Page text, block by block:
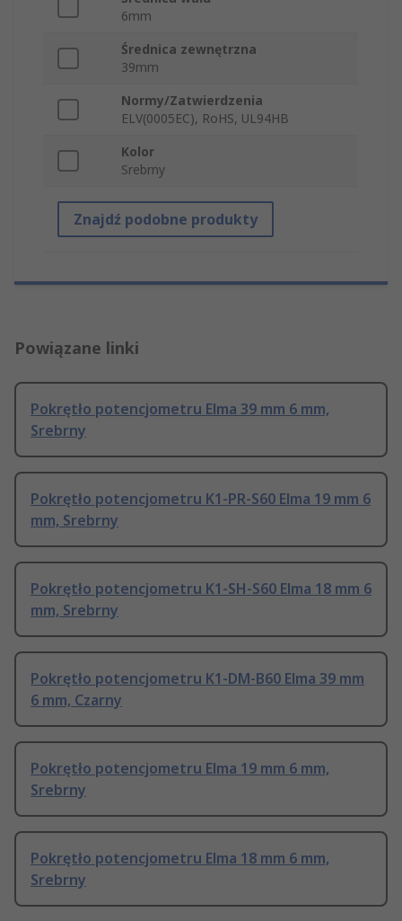
6mm
Średnica zewnętrzna
39mm
Normy/Zatwierdzenia
ELV(0005EC), RoHS, UL94HB
Kolor
Srebrny
Znajdź podobne produkty
Powiązane linki
Pokrętło potencjometru Elma 39 mm 6 mm,
Srebrny
Pokrętło potencjometru K1-PR-S60 Elma 19 mm 6
mm, Srebrny
Pokrętło potencjometru K1-SH-S60 Elma 18 mm 6
mm, Srebrny
Pokrętło potencjometru K1-DM-B60 Elma 39 mm
6 mm, Czarny
Pokrętło potencjometru Elma 19 mm 6 mm,
Srebrny
Pokrętło potencjometru Elma 18 mm 6 mm,
Srebrny